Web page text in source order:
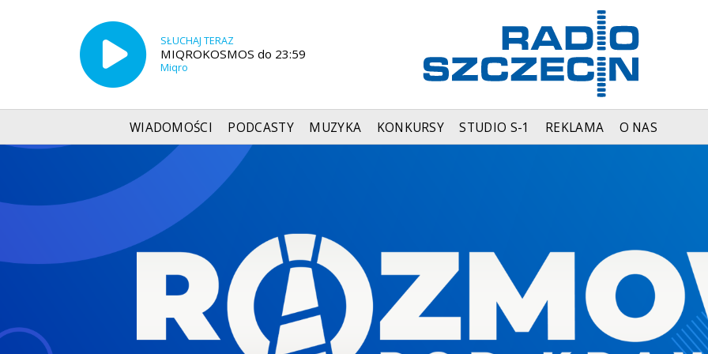
SŁUCHAJ TERAZ
MIQROKOSMOS do 23:59
Miqro
WIADOMOŚCI PODCASTY MUZYKA KONKURSY STUDIO S-1 REKLAMA O NAS